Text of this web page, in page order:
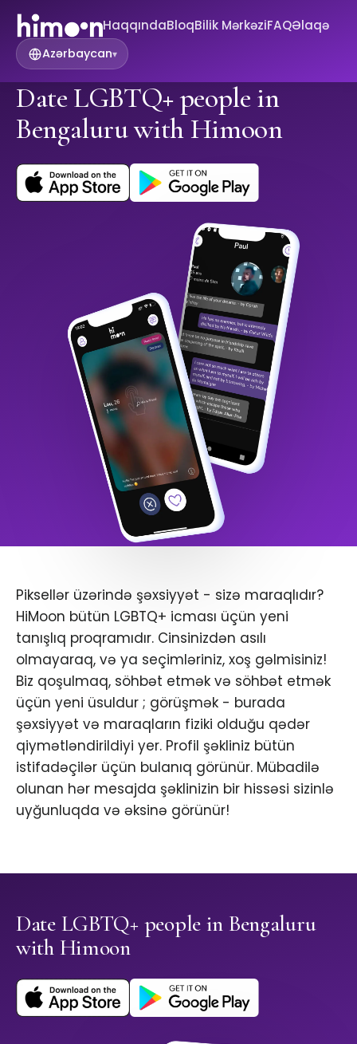
HaqqındaBloqBilik MərkəziFAQƏlaqə
Azərbaycan▾
Date LGBTQ+ people in
Bengaluru with Himoon
Piksellər üzərində şəxsiyyət - sizə maraqlıdır?
HiMoon bütün LGBTQ+ icması üçün yeni
tanışlıq proqramıdır. Cinsinizdən asılı
olmayaraq, və ya seçimləriniz, xoş gəlmisiniz!
Biz qoşulmaq, söhbət etmək və söhbət etmək
üçün yeni üsuldur ; görüşmək - burada
şəxsiyyət və maraqların fiziki olduğu qədər
qiymətləndirildiyi yer. Profil şəkliniz bütün
istifadəçilər üçün bulanıq görünür. Mübadilə
olunan hər mesajda şəklinizin bir hissəsi sizinlə
uyğunluqda və əksinə görünür!
Date LGBTQ+ people in Bengaluru
with Himoon